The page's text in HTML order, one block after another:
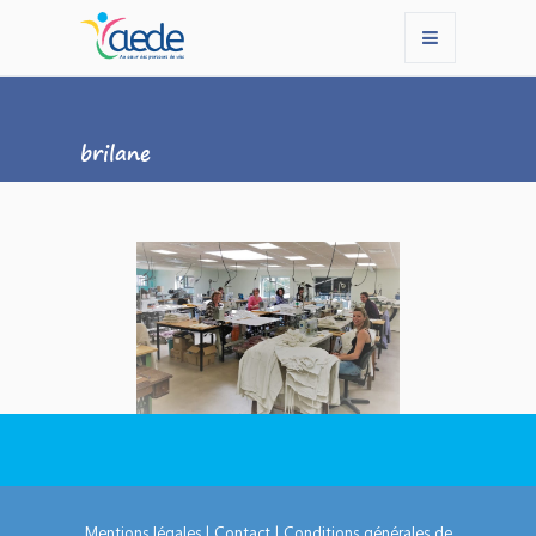
brilane
Mentions légales| Contact| Conditions générales de